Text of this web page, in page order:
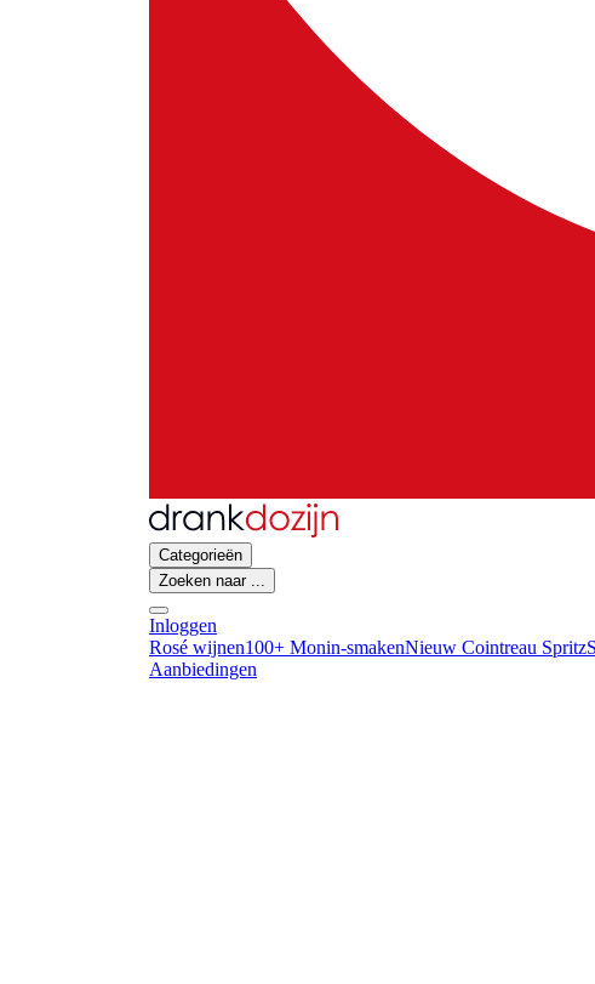
Categorieën
Zoeken naar ...
Inloggen
Rosé wijnen100+ Monin-smakenNieuw Cointreau Spritz
Aanbiedingen